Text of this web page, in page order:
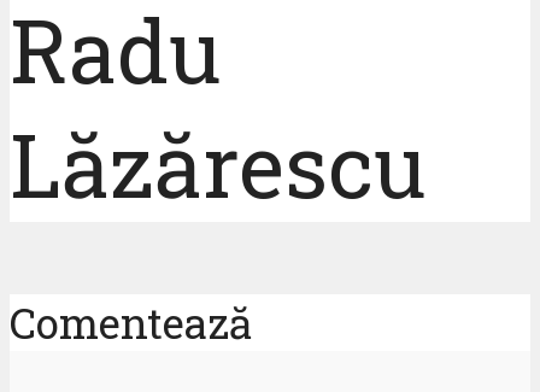
Radu
Lăzărescu
Comentează